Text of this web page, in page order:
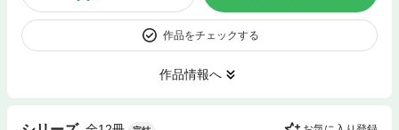
作品をチェックする
作品情報へ